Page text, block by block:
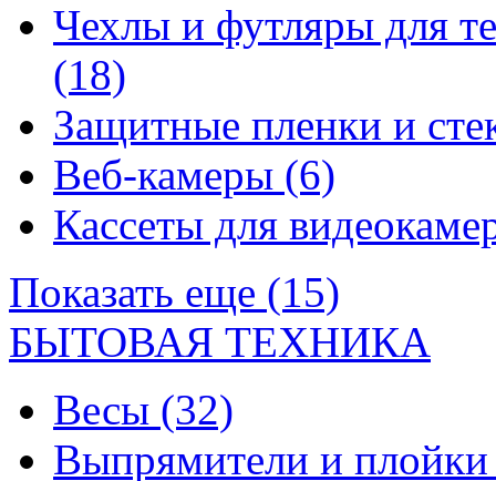
Чехлы и футляры для
(18)
Защитные пленки и
Веб-камеры (6)
Кассеты для
Показать еще (15)
БЫТОВАЯ ТЕХНИКА
Весы (32)
Выпрямители и